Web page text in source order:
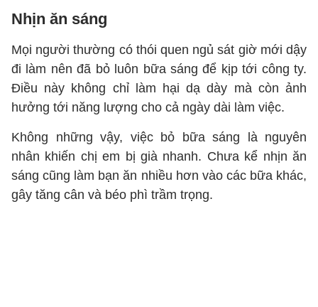
Nhịn ăn sáng
Mọi người thường có thói quen ngủ sát giờ mới dậy
đi làm nên đã bỏ luôn bữa sáng để kịp tới công ty.
Điều này không chỉ làm hại dạ dày mà còn ảnh
hưởng tới năng lượng cho cả ngày dài làm việc.
Không những vậy, việc bỏ bữa sáng là nguyên
nhân khiến chị em bị già nhanh. Chưa kể nhịn ăn
sáng cũng làm bạn ăn nhiều hơn vào các bữa khác,
gây tăng cân và béo phì trầm trọng.